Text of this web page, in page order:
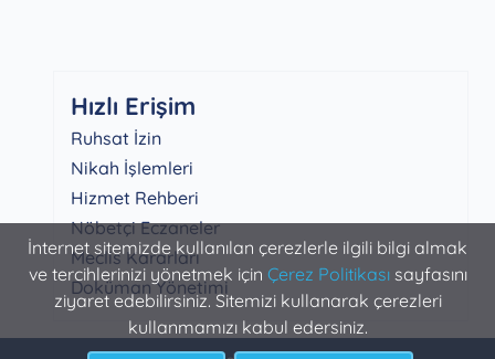
İnternet sitemizde kullanılan çerezlerle ilgili bilgi almak
ve tercihlerinizi yönetmek için Çerez Politikasısayfasını
ziyaret edebilirsiniz. Sitemizi kullanarak çerezleri
kullanmamızı kabul edersiniz.
Hızlı Erişim
Ruhsat İzin
Nikah İşlemleri
Hizmet Rehberi
Nöbetçi Eczaneler
Meclis Kararları
Doküman Yönetimi